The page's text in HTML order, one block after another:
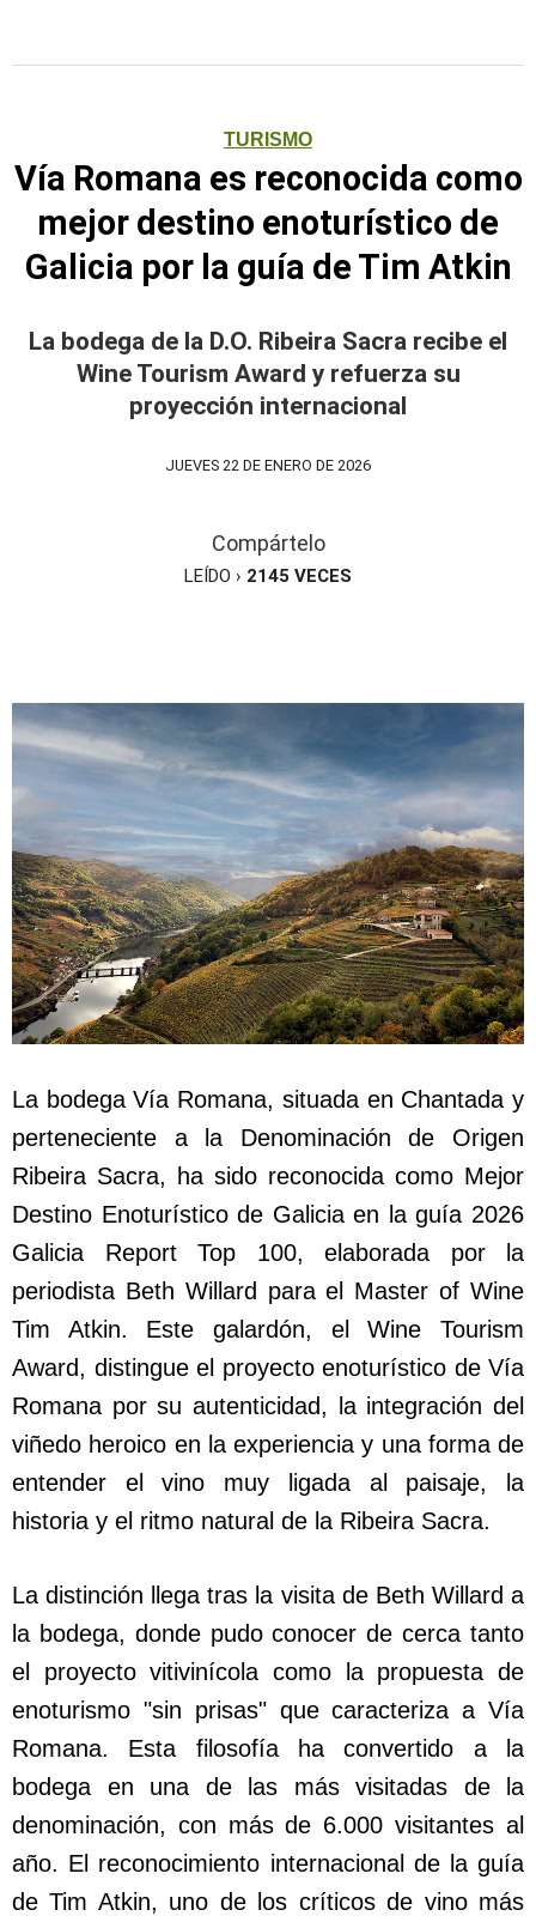
TURISMO
Vía Romana es reconocida como
mejor destino enoturístico de
Galicia por la guía de Tim Atkin
La bodega de la D.O. Ribeira Sacra recibe el
Wine Tourism Award y refuerza su
proyección internacional
JUEVES 22 DE ENERO DE 2026
Compártelo
LEÍDO › 2145 VECES
La bodega Vía Romana, situada en Chantada y
perteneciente a la Denominación de Origen
Ribeira Sacra, ha sido reconocida como Mejor
Destino Enoturístico de Galicia en la guía 2026
Galicia Report Top 100, elaborada por la
periodista Beth Willard para el Master of Wine
Tim Atkin. Este galardón, el Wine Tourism
Award, distingue el proyecto enoturístico de Vía
Romana por su autenticidad, la integración del
viñedo heroico en la experiencia y una forma de
entender el vino muy ligada al paisaje, la
historia y el ritmo natural de la Ribeira Sacra.
La distinción llega tras la visita de Beth Willard a
la bodega, donde pudo conocer de cerca tanto
el proyecto vitivinícola como la propuesta de
enoturismo "sin prisas" que caracteriza a Vía
Romana. Esta filosofía ha convertido a la
bodega en una de las más visitadas de la
denominación, con más de 6.000 visitantes al
año. El reconocimiento internacional de la guía
de Tim Atkin, uno de los críticos de vino más